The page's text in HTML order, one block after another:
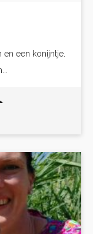
een konijntje.